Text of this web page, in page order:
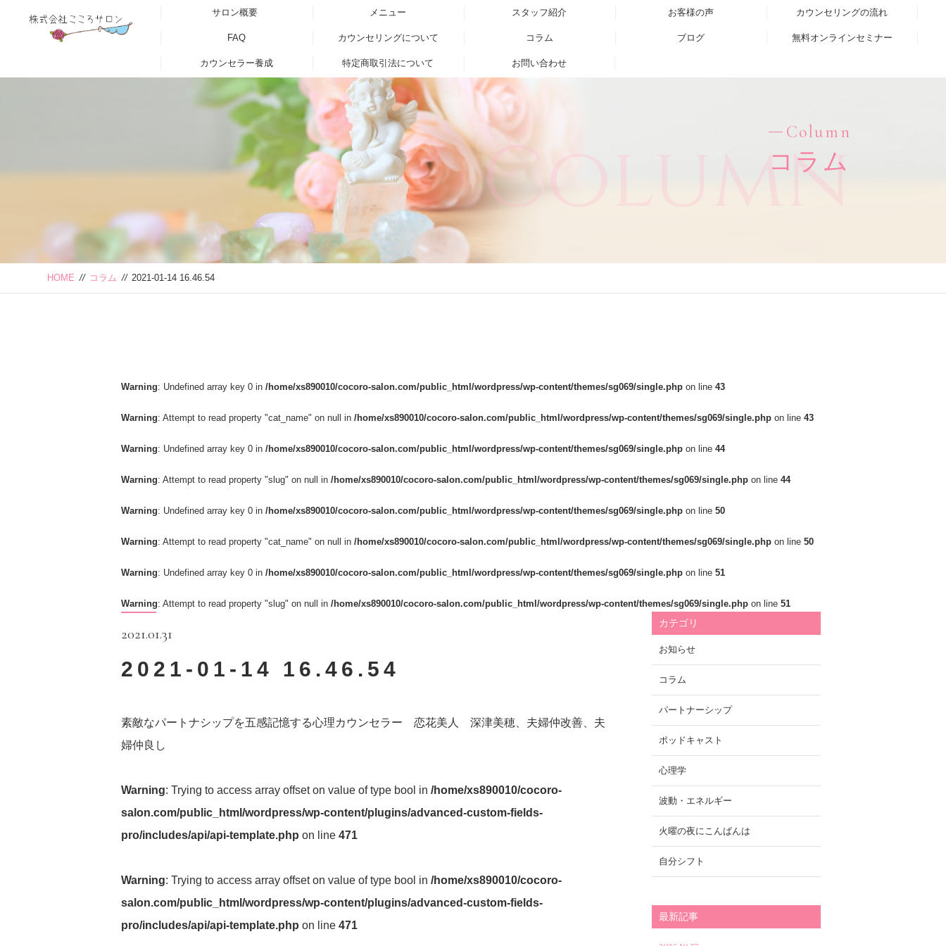
サロン概要 メニュー スタッフ紹介 お客様の声 カウンセリングの流れ
FAQ カウンセリングについて コラム ブログ 無料オンラインセミナー
カウンセラー養成 特定商取引法について お問い合わせ
Column
コラム
Column
HOME // コラム // 2021-01-14 16.46.54
Warning: Undefined array key 0 in /home/xs890010/cocoro-salon.com/public_html/wordpress/wp-content/themes/sg069/single.php on line 43
Warning: Attempt to read property "cat_name" on null in /home/xs890010/cocoro-salon.com/public_html/wordpress/wp-content/themes/sg069/single.php on line 43
Warning: Undefined array key 0 in /home/xs890010/cocoro-salon.com/public_html/wordpress/wp-content/themes/sg069/single.php on line 44
Warning: Attempt to read property "slug" on null in /home/xs890010/cocoro-salon.com/public_html/wordpress/wp-content/themes/sg069/single.php on line 44
Warning: Undefined array key 0 in /home/xs890010/cocoro-salon.com/public_html/wordpress/wp-content/themes/sg069/single.php on line 50
Warning: Attempt to read property "cat_name" on null in /home/xs890010/cocoro-salon.com/public_html/wordpress/wp-content/themes/sg069/single.php on line 50
Warning: Undefined array key 0 in /home/xs890010/cocoro-salon.com/public_html/wordpress/wp-content/themes/sg069/single.php on line 51
Warning: Attempt to read property "slug" on null in /home/xs890010/cocoro-salon.com/public_html/wordpress/wp-content/themes/sg069/single.php on line 51
2021.01.31
2021-01-14 16.46.54
素敵なパートナシップを五感記憶する心理カウンセラー 恋花美人 深津美穂、夫婦仲改善、夫
婦仲良し
Warning: Trying to access array offset on value of type bool in /home/xs890010/cocoro-
salon.com/public_html/wordpress/wp-content/plugins/advanced-custom-fields-
pro/includes/api/api-template.php on line 471
Warning: Trying to access array offset on value of type bool in /home/xs890010/cocoro-
salon.com/public_html/wordpress/wp-content/plugins/advanced-custom-fields-
pro/includes/api/api-template.php on line 471
カテゴリ
お知らせ
コラム
パートナーシップ
ポッドキャスト
心理学
波動・エネルギー
火曜の夜にこんばんは
自分シフト
最新記事